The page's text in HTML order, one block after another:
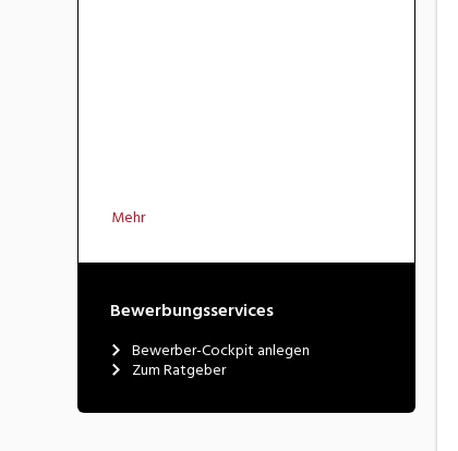
Mehr
Bewerbungsservices
Bewerber-Cockpit anlegen
Zum Ratgeber